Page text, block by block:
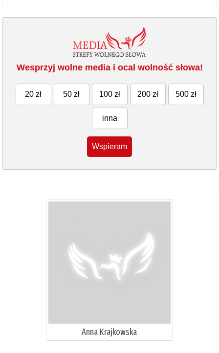
Wesprzyj wolne media i ocal wolność słowa!
20 zł 50 zł 100 zł 200 zł 500 zł
inna
Wspieram
Anna Krajkowska